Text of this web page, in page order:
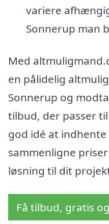
variere
Sonnerup man
Med
en pålidelig
Sonnerup og
tilbud, der passer
god idé at
sammenligne
løsning til dit
Få tilbud, gratis